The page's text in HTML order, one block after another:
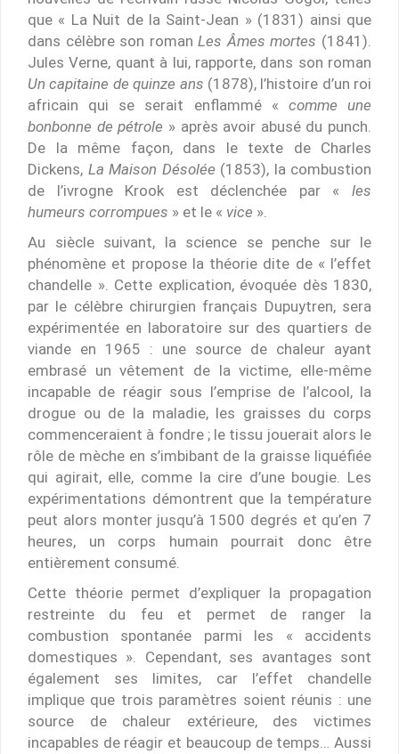
que « La Nuit de la Saint-Jean » (1831) ainsi que
dans célèbre son romanLes Âmes mortes (1841).
Jules Verne, quant à lui, rapporte, dans son roman
Un capitaine de quinze ans (1878), l’histoire d’un roi
africain qui se serait enflammé « comme une
bonbonne de pétrole » après avoir abusé du punch.
De la même façon, dans le texte de Charles
Dickens, La Maison Désolée (1853), la combustion
de l’ivrogne Krook est déclenchée par « les
humeurs corrompues » et le « vice ».
Au siècle suivant, la science se penche sur le
phénomène et propose la théorie dite de « l’effet
chandelle ». Cette explication, évoquée dès 1830,
par le célèbre chirurgien français Dupuytren, sera
expérimentée en laboratoire sur des quartiers de
viande en 1965 : une source de chaleur ayant
embrasé un vêtement de la victime, elle-même
incapable de réagir sous l’emprise de l’alcool, la
drogue ou de la maladie, les graisses du corps
commenceraient à fondre ; le tissu jouerait alors le
rôle de mèche en s’imbibant de la graisse liquéfiée
qui agirait, elle, comme la cire d’une bougie. Les
expérimentations démontrent que la température
peut alors monter jusqu’à 1500 degrés et qu’en 7
heures, un corps humain pourrait donc être
entièrement consumé.
Cette théorie permet d’expliquer la propagation
restreinte du feu et permet de ranger la
combustion spontanée parmi les « accidents
domestiques ». Cependant, ses avantages sont
également ses limites, car l’effet chandelle
implique que trois paramètres soient réunis : une
source de chaleur extérieure, des victimes
incapables de réagir et beaucoup de temps… Aussi